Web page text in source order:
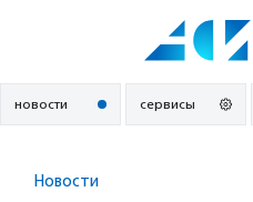
новости сервисы
Новости